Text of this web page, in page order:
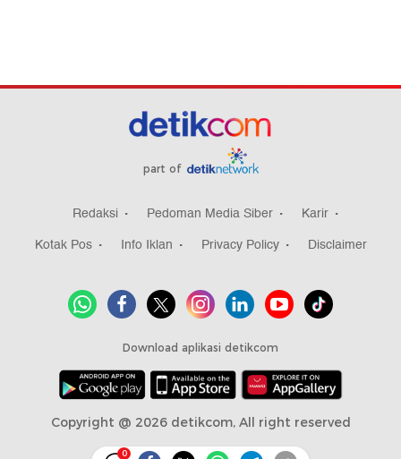
0
part of
Redaksi Pedoman Media Siber
Karir
Kotak Pos
Info Iklan Privacy Policy Disclaimer
Download aplikasi detikcom
Copyright @ 2026 detikcom, All right reserved